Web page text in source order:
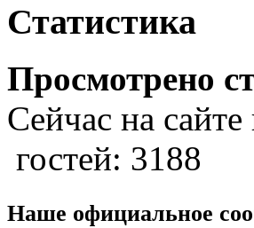
Статистика
Просмотрено
Сейчас на сайте
гостей: 3188
Наше официальное